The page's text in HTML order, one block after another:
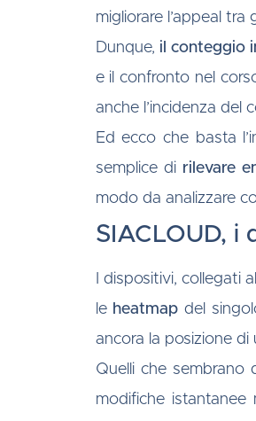
migliorare l’appeal tra
Dunque, il conteggio
e il confronto nel
anche l’incidenza del
Ed ecco che basta
semplice di rilevare
modo da analizzare
SIACLOUD, i
I dispositivi, collegati
le heatmap del
ancora la posizione di
Quelli che sembrano
modifiche